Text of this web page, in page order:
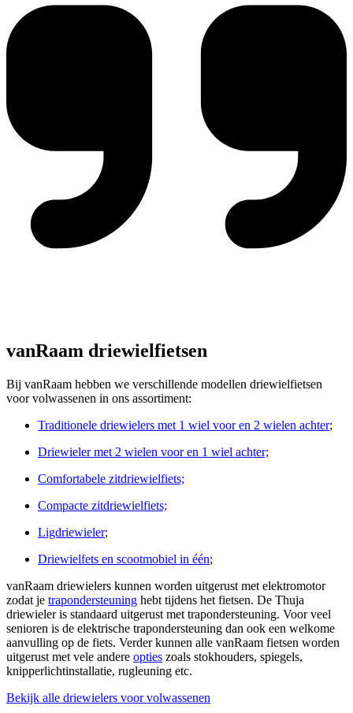
vanRaam driewielfietsen
Bij vanRaam hebben we verschillende modellen driewielfietsen
voor volwassenen in ons assortiment:
Traditionele driewielers met 1 wiel voor en 2 wielen achter;
Driewieler met 2 wielen voor en 1 wiel achter;
Comfortabele zitdriewielfiets;
Compacte zitdriewielfiets;
Ligdriewieler;
Driewielfets en scootmobiel in één;
vanRaam driewielers kunnen worden uitgerust met elektromotor
zodat je trapondersteuning hebt tijdens het fietsen. De Thuja
driewieler is standaard uitgerust met trapondersteuning. Voor veel
senioren is de elektrische trapondersteuning dan ook een welkome
aanvulling op de fiets. Verder kunnen alle vanRaam fietsen worden
uitgerust met vele andere opties zoals stokhouders, spiegels,
knipperlichtinstallatie, rugleuning etc.
Bekijk alle driewielers voor volwassenen